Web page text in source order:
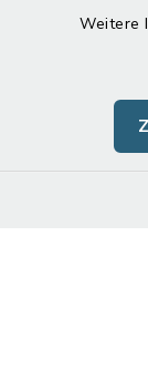
Weitere